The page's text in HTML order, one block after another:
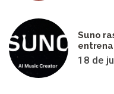
Suno
18 de